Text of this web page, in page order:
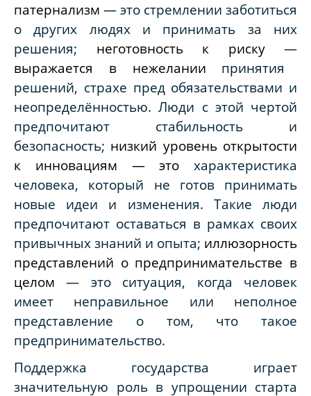
патернализм — это стремлении заботиться
о других людях и принимать за них
решения; неготовность к риску —
выражается в нежелании принятия
решений, страхе пред обязательствами и
неопределённостью. Люди с этой чертой
предпочитают стабильность и
безопасность; низкий уровень открытости
к инновациям — это характеристика
человека, который не готов принимать
новые идеи и изменения. Такие люди
предпочитают оставаться в рамках своих
привычных знаний и опыта; иллюзорность
представлений о предпринимательстве в
целом— это ситуация, когда человек
имеет неправильное или неполное
представление о том, что такое
предпринимательство.
Поддержка государства играет
значительную роль в упрощении старта